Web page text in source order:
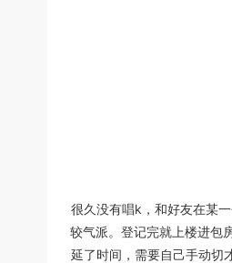
很久没有唱k，和好友在某
较气派。登记完就上楼进包
延了时间，需要自己手动切